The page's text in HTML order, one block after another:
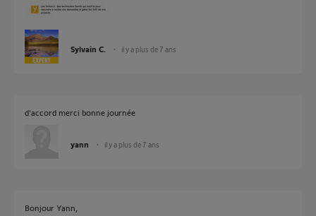
Sylvain C. il y a plus de 7 ans
d'accord merci bonne journée
yann il y a plus de 7 ans
Bonjour Yann,